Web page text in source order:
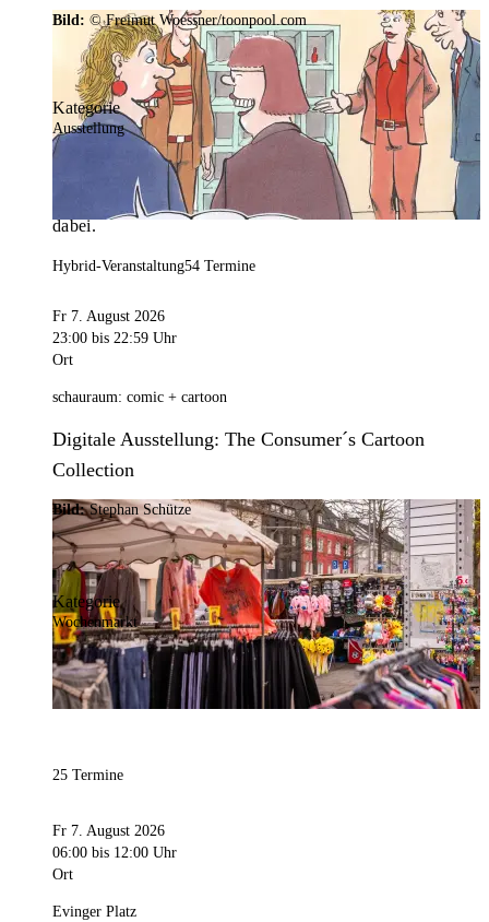
Veranstaltungskalender der
Region
Mit weit über 4.000 Terminen ist der
Veranstaltungskalender der Stadt Dortmund der
umfangreichste der Region. Hier ist für alle was
dabei.
Bild: © Freimut Woessner/toonpool.com
Kategorie
Ausstellung
Hybrid-Veranstaltung54 Termine
Fr 7. August 2026
23:00 bis 22:59 Uhr
Ort
schauraum: comic + cartoon
Digitale Ausstellung: The Consumer´s Cartoon
Collection
Bild:Stephan Schütze
Kategorie
Wochenmarkt
25 Termine
Fr 7. August 2026
06:00 bis 12:00 Uhr
Ort
Evinger Platz